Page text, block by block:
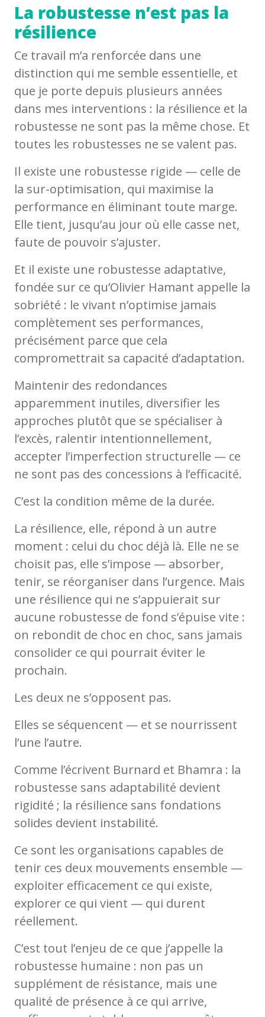
La robustesse n’est pas la
résilience
Ce travail m’a renforcée dans une
distinction qui me semble essentielle, et
que je porte depuis plusieurs années
dans mes interventions : la résilience et la
robustesse ne sont pas la même chose. Et
toutes les robustesses ne se valent pas.
Il existe une robustesse rigide — celle de
la sur-optimisation, qui maximise la
performance en éliminant toute marge.
Elle tient, jusqu’au jour où elle casse net,
faute de pouvoir s’ajuster.
Et il existe une robustesse adaptative,
fondée sur ce qu’Olivier Hamant appelle la
sobriété : le vivant n’optimise jamais
complètement ses performances,
précisément parce que cela
compromettrait sa capacité d’adaptation.
Maintenir des redondances
apparemment inutiles, diversifier les
approches plutôt que se spécialiser à
l’excès, ralentir intentionnellement,
accepter l’imperfection structurelle — ce
ne sont pas des concessions à l’efficacité.
C’est la condition même de la durée.
La résilience, elle, répond à un autre
moment : celui du choc déjà là. Elle ne se
choisit pas, elle s’impose — absorber,
tenir, se réorganiser dans l’urgence. Mais
une résilience qui ne s’appuierait sur
aucune robustesse de fond s’épuise vite :
on rebondit de choc en choc, sans jamais
consolider ce qui pourrait éviter le
prochain.
Les deux ne s’opposent pas.
Elles se séquencent — et se nourrissent
l’une l’autre.
Comme l’écrivent Burnard et Bhamra : la
robustesse sans adaptabilité devient
rigidité ; la résilience sans fondations
solides devient instabilité.
Ce sont les organisations capables de
tenir ces deux mouvements ensemble —
exploiter efficacement ce qui existe,
explorer ce qui vient — qui durent
réellement.
C’est tout l’enjeu de ce que j’appelle la
robustesse humaine : non pas un
supplément de résistance, mais une
qualité de présence à ce qui arrive,